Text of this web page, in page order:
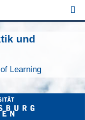
und
Learning